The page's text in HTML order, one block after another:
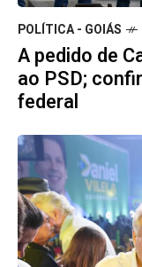
POLÍTICA - GOIÁS
A pedido de
ao PSD;
federal